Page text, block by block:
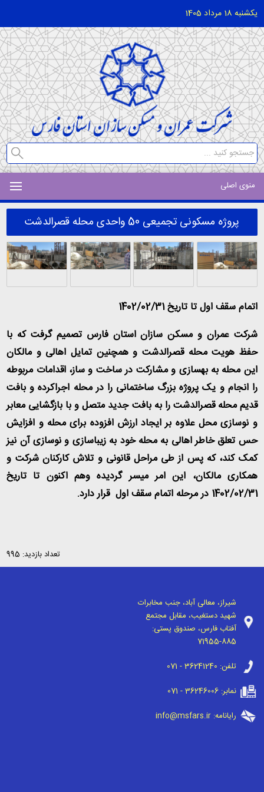
یکشنبه 18 مرداد 1405
منوی اصلی
پروژه مسکونی تجمیعی 50 واحدی محله قصرالدشت
اتمام سقف اول تا تاریخ 1402/02/31
شرکت عمران و مسکن سازان استان فارس تصمیم گرفت که با
حفظ هویت محله قصرالدشت و همچنین تمایل اهالی و مالکان
این محله به بهسازی و مشارکت در ساخت و ساز، اقدامات مربوطه
را انجام و یک پروژه بزرگ ساختمانی را در محله اجراکرده و بافت
قدیم محله قصرالدشت را به بافت جدید متصل و با بازگشایی معابر
و نوسازی محل علاوه بر ایجاد ارزش افزوده برای محله و افزایش
حس تعلق خاطر اهالی به محله خود به زیباسازی و نوسازی آن نیز
کمک کند، که پس از طی مراحل قانونی و تلاش کارکنان شرکت و
همکاری مالکان، این امر میسر گردیده وهم اکنون تا تاریخ
1402/02/31 در مرحله اتمام سقف اول قرار دارد.
تعداد بازدید: 995
شیراز، معالی آباد، جنب مخابرات
شهید دستغیب، مقابل مجتمع
آفتاب فارس، صندوق پستی:
71955-885
تلفن: 071 - 36241240
نمابر:071 - 36246006
رایانامه:info@msfars.ir